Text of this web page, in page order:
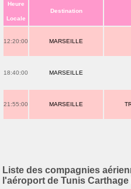
Heure
Locale
Destination
12:20:00 MARSEILLE
18:40:00 MARSEILLE
21:55:00 MARSEILLE
Liste des compagnies
l'aéroport de Tunis